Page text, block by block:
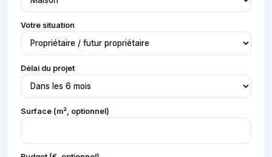
Votre situation
Délai du projet
Surface (m², optionnel)